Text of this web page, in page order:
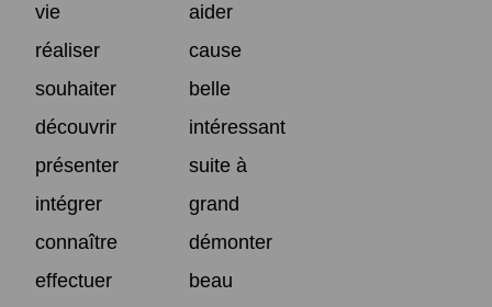
vie
aider
réaliser
cause
souhaiter
belle
découvrir
intéressant
présenter
suite à
intégrer
grand
connaître
démonter
effectuer
beau